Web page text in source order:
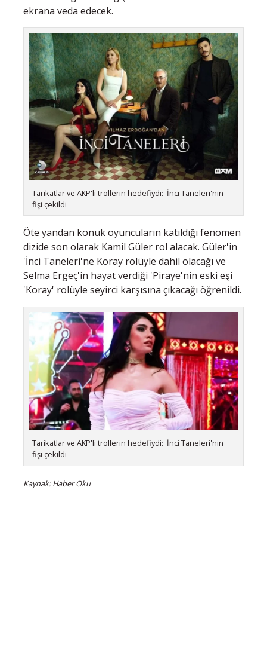
ekrana veda edecek.
Tarikatlar ve AKP'li trollerin hedefiydi: 'İnci Taneleri'nin
fişi çekildi
Öte yandan konuk oyuncuların katıldığı fenomen
dizide son olarak Kamil Güler rol alacak. Güler'in
'İnci Taneleri'ne Koray rolüyle dahil olacağı ve
Selma Ergeç'in hayat verdiği 'Piraye'nin eski eşi
'Koray' rolüyle seyirci karşısına çıkacağı öğrenildi.
Tarikatlar ve AKP'li trollerin hedefiydi: 'İnci Taneleri'nin
fişi çekildi
Kaynak: Haber Oku